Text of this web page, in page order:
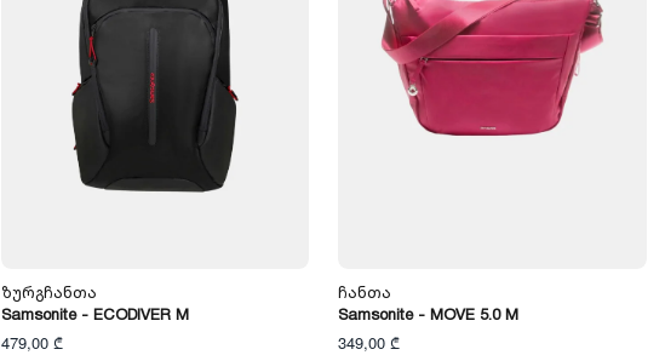
Ზურგჩანთა
Samsonite - ECODIVER M
479,00 ₾
Ჩანთა
Samsonite - MOVE 5.0 M
349,00 ₾